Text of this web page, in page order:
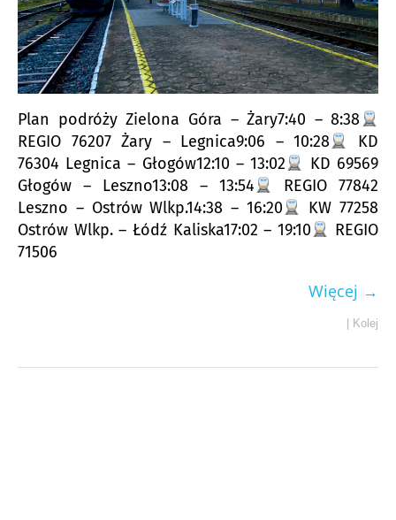
Plan podróży Zielona Góra – Żary7:40 – 8:38
REGIO 76207 Żary – Legnica9:06 – 10:28
KD
76304 Legnica – Głogów12:10 – 13:02
KD 69569
Głogów – Leszno13:08 – 13:54
REGIO 77842
Leszno – Ostrów Wlkp.14:38 – 16:20
KW 77258
Ostrów Wlkp. – Łódź Kaliska17:02 – 19:10
REGIO
71506
Więcej →
Kolej